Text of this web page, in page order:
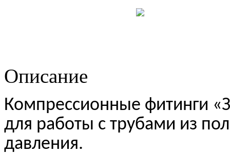
Описание
Компрессионные фитинги
для работы с трубами из
давления.